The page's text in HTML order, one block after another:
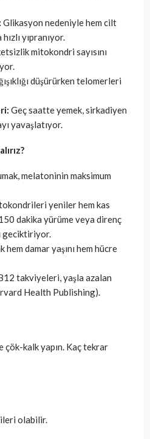
Glikasyon nedeniyle hem cilt
yıpranıyor.
mitokondri sayısını
düşürürken telomerleri
Geç saatte yemek, sirkadiyen
yavaşlatıyor.
melatoninin maksimum
yeniler hem kas
dakika yürüme veya direnç
geciktiriyor.
damar yaşını hem hücre
takviyeleri, yaşla azalan
Health Publishing).
çök-kalk yapın. Kaç tekrar
ileri olabilir.